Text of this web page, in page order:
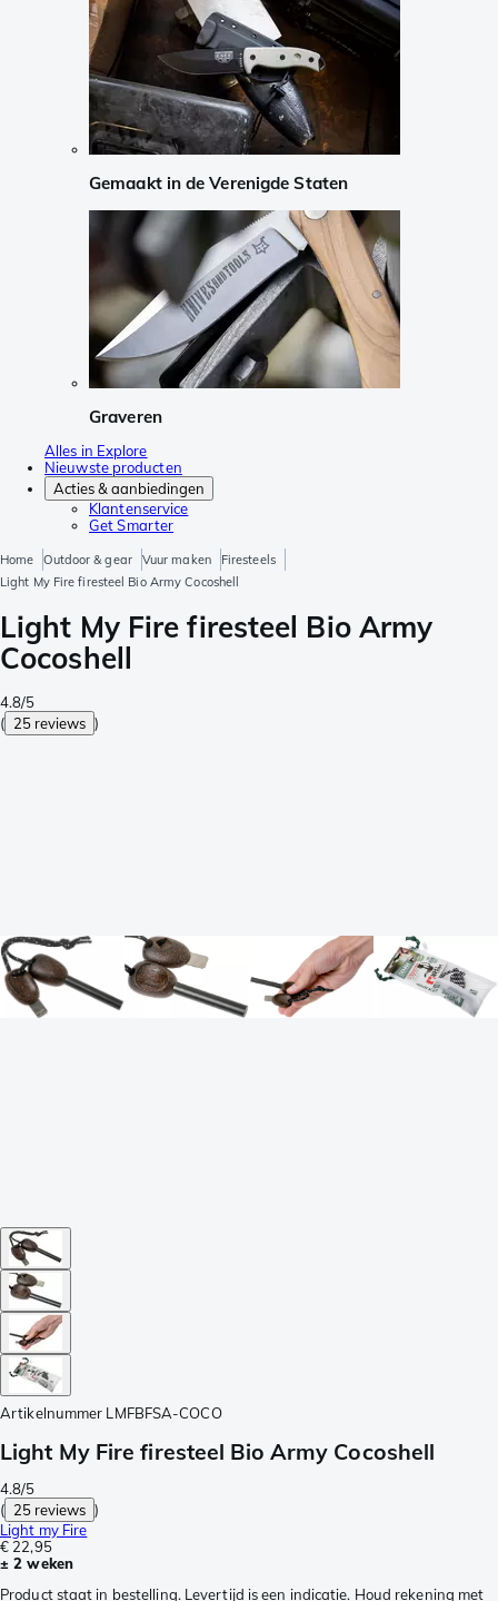
Gemaakt in de Verenigde Staten
Graveren
Alles in Explore
Nieuwste producten
Acties & aanbiedingen
Klantenservice
Get Smarter
Home Outdoor & gear Vuur maken
Firesteels
Light My Fire firesteel Bio Army Cocoshell
Light My Fire firesteel Bio Army
Cocoshell
4.8/5
( 25 reviews )
Artikelnummer LMFBFSA-COCO
Light My Fire firesteel Bio Army Cocoshell
4.8/5
( 25 reviews )
Light my Fire
€ 22,95
± 2 weken
Product staat in bestelling. Levertijd is een indicatie. Houd rekening met